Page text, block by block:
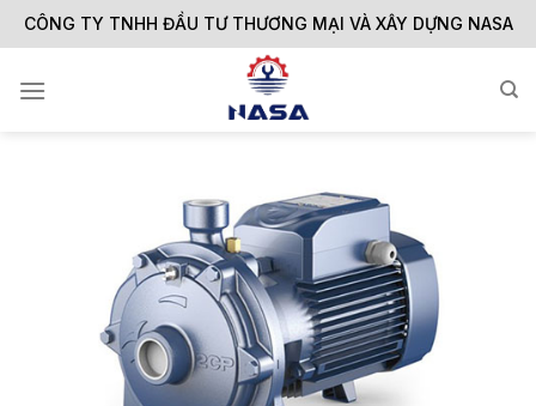
Skip
to
CÔNG TY TNHH ĐẦU TƯ THƯƠNG MẠI VÀ XÂY DỰNG NASA